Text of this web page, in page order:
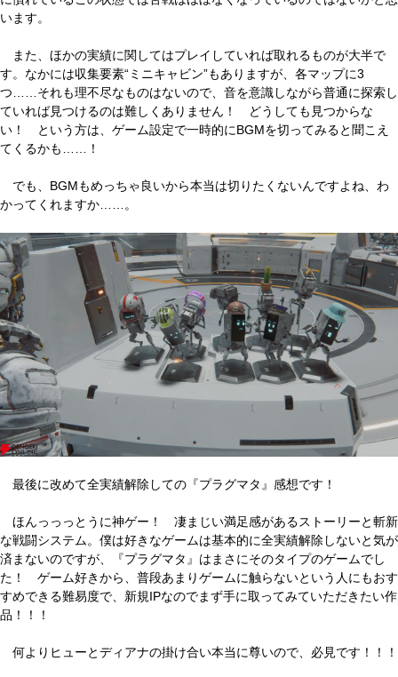
います。
また、ほかの実績に関してはプレイしていれば取れるものが大半で
す。なかには収集要素“ミニキャビン”もありますが、各マップに3
つ……それも理不尽なものはないので、音を意識しながら普通に探索し
ていれば見つけるのは難しくありません！ どうしても見つからな
い！ という方は、ゲーム設定で一時的にBGMを切ってみると聞こえ
てくるかも……！
でも、BGMもめっちゃ良いから本当は切りたくないんですよね、わ
かってくれますか……。
最後に改めて全実績解除しての『プラグマタ』感想です！
ほんっっっとうに神ゲー！ 凄まじい満足感があるストーリーと斬新
な戦闘システム。僕は好きなゲームは基本的に全実績解除しないと気が
済まないのですが、『プラグマタ』はまさにそのタイプのゲームでし
た！ ゲーム好きから、普段あまりゲームに触らないという人にもおす
すめできる難易度で、新規IPなのでまず手に取ってみていただきたい作
品！！！
何よりヒューとディアナの掛け合い本当に尊いので、必見です！！！